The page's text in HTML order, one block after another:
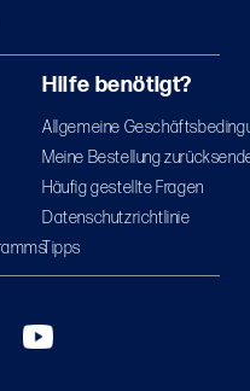
Hilfe benötigt?
Allgemeine
Meine Bestellung
Häufig gestellte Fragen
Datenschutzrichtlinie
Tipps